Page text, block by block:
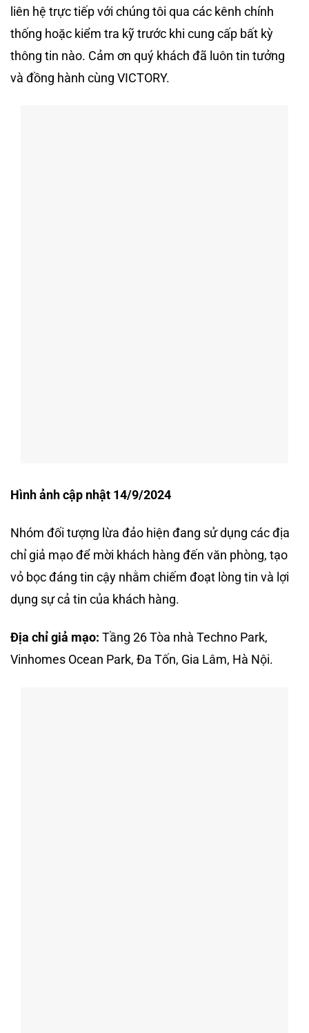
liên hệ trực tiếp với chúng tôi qua các kênh chính
thống hoặc kiểm tra kỹ trước khi cung cấp bất kỳ
thông tin nào. Cảm ơn quý khách đã luôn tin tưởng
và đồng hành cùng VICTORY.
Hình ảnh cập nhật 14/9/2024
Nhóm đối tượng lừa đảo hiện đang sử dụng các địa
chỉ giả mạo để mời khách hàng đến văn phòng, tạo
vỏ bọc đáng tin cậy nhằm chiếm đoạt lòng tin và lợi
dụng sự cả tin của khách hàng.
Địa chỉ giả mạo: Tầng 26 Tòa nhà Techno Park,
Vinhomes Ocean Park, Đa Tốn, Gia Lâm, Hà Nội.